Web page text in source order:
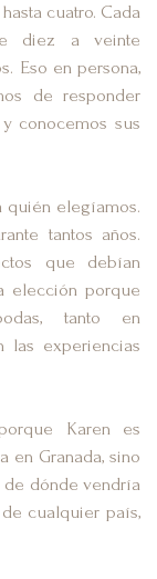
cuatro. Cada
diez a veinte
Eso en persona,
de responder
conocemos sus
quién elegíamos.
tantos años.
que debían
elección porque
tanto en
las experiencias
Karen es
en Granada, sino
de dónde vendría
cualquier país,